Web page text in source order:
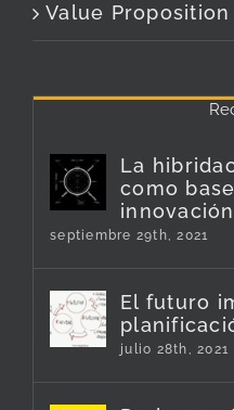
Value Proposition
La
como
innovación
septiembre 29th, 2021
El futuro
julio 28th, 2021